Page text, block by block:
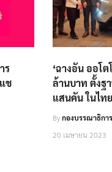
ร
ช
‘ฉางอัน ออโ
ล้านบาท ตั้งฐ
แสนคัน ในไทย
Byกองบรรณาธิกา
20 เมษายน 2023